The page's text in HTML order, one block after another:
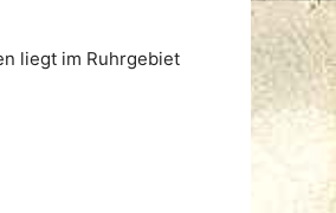
liegt im Ruhrgebiet